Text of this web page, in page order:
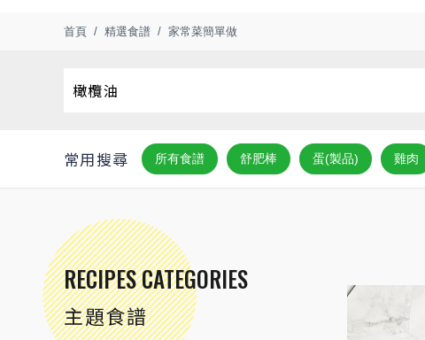
首頁 精選食譜 家常菜簡單做
常用搜尋 所有食譜 舒肥棒 蛋(製品) 雞肉
RECIPES CATEGORIES
主題食譜